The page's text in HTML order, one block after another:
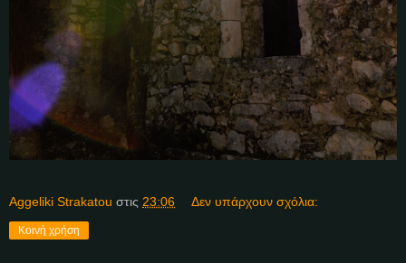
Aggeliki Strakatou στις 23:06 Δεν υπάρχουν σχόλια:
Κοινή χρήση